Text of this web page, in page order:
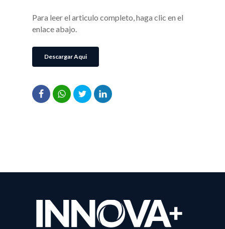
Para leer el articulo completo, haga clic en el
enlace abajo.
Descargar Aqui